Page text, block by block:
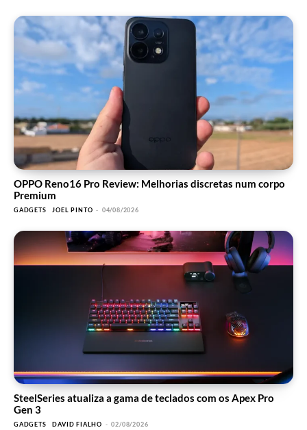
OPPO Reno16 Pro Review: Melhorias discretas num corpo
Premium
GADGETS JOEL PINTO - 04/08/2026
SteelSeries atualiza a gama de teclados com os Apex Pro
Gen 3
GADGETS DAVID FIALHO - 02/08/2026